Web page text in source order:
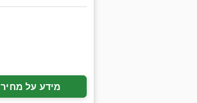
מידע על מחיר